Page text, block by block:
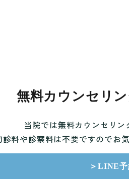
無料カウンセリ
当院では無料カウンセリン
診料や診察料は不要ですのでお
＞LINE予